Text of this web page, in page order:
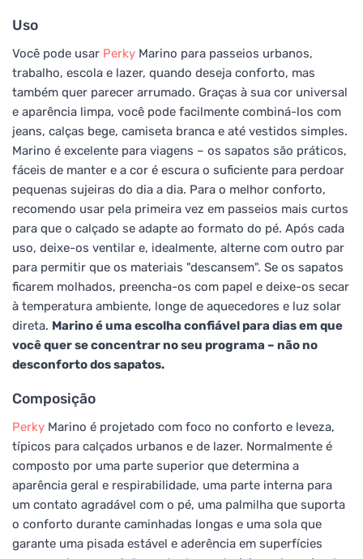
Uso
Você pode usar Perky Marino para passeios urbanos,
trabalho, escola e lazer, quando deseja conforto, mas
também quer parecer arrumado. Graças à sua cor universal
e aparência limpa, você pode facilmente combiná-los com
jeans, calças bege, camiseta branca e até vestidos simples.
Marino é excelente para viagens – os sapatos são práticos,
fáceis de manter e a cor é escura o suficiente para perdoar
pequenas sujeiras do dia a dia. Para o melhor conforto,
recomendo usar pela primeira vez em passeios mais curtos
para que o calçado se adapte ao formato do pé. Após cada
uso, deixe-os ventilar e, idealmente, alterne com outro par
para permitir que os materiais "descansem". Se os sapatos
ficarem molhados, preencha-os com papel e deixe-os secar
à temperatura ambiente, longe de aquecedores e luz solar
direta. Marino é uma escolha confiável para dias em que
você quer se concentrar no seu programa – não no
desconforto dos sapatos.
Composição
Perky Marino é projetado com foco no conforto e leveza,
típicos para calçados urbanos e de lazer. Normalmente é
composto por uma parte superior que determina a
aparência geral e respirabilidade, uma parte interna para
um contato agradável com o pé, uma palmilha que suporta
o conforto durante caminhadas longas e uma sola que
garante uma pisada estável e aderência em superfícies